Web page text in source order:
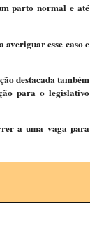
parto normale até
esse caso e
destacada também
para o legislativo
a uma vaga para